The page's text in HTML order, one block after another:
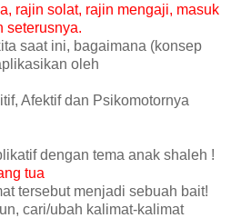
solat, rajin mengaji, masuk
seterusnya.
saat ini, bagaimana (konsep
oleh
Afektif dan Psikomotornya
dengan tema anak shaleh !
tua
tersebut menjadi sebuah bait!
cari/ubah kalimat-kalimat